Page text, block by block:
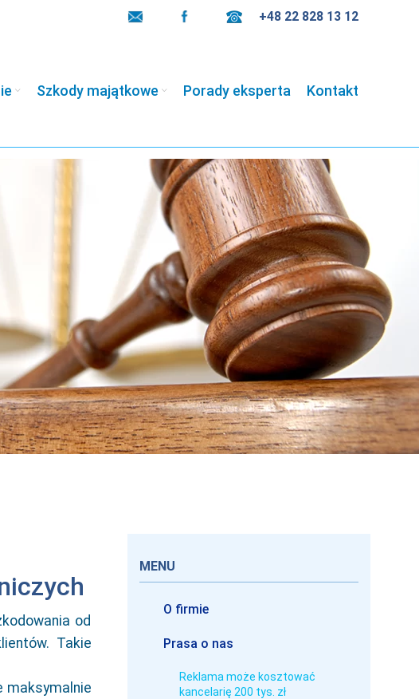
+48 22 828 13 12
Szkody majątkowe Porady eksperta Kontakt
od
Takie
maksymalnie
MENU
O firmie
Prasa o nas
Reklama może kosztować
kancelarię 200 tys. zł